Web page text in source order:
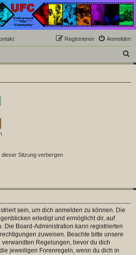
ein deutschsprachiges Filmforum und ein Paradies
des Mainstreams.
Anmelden
Registrieren
u
Sitzung verbergen
sein, um dich anmelden zu können. Die
erledigt und ermöglicht dir, auf
Die Board-Administration kann registrierten
zuweisen. Beachte bitte unsere
Regelungen, bevor du dich
jeweiligen Forenregeln, wenn du dich in